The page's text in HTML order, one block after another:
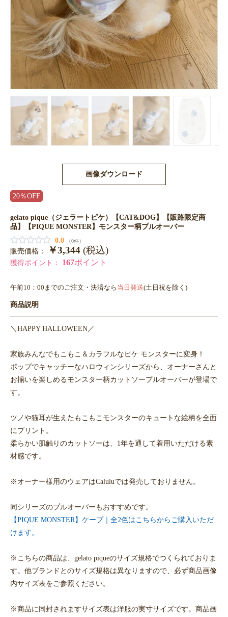
画像ダウンロード
20％OFF
gelato pique（ジェラートピケ）【CAT&DOG】【販路限定商
品】【PIQUE MONSTER】モンスター柄プルオーバー
0.0
（0件）
販売価格： ￥3,344 (税込)
獲得ポイント： 167ポイント
午前10：00までのご注文・決済なら 当日発送(土日祝を除く)
商品説明
＼HAPPY HALLOWEEN／
家族みんなでもこもこ＆カラフルなピケ モンスターに変身！
ポップでキャッチーなハロウィンシリーズから、オーナーさんと
お揃いを楽しめるモンスター柄カットソープルオーバーが登場で
す。
ツノや猫耳が生えたもこもこモンスターのキュートな絵柄を全面
にプリント。
柔らかい肌触りのカットソーは、1年を通して着用いただける素
材感です。
※オーナー様用のウェアはCaluluでは発売しておりません。
同シリーズのプルオーバーもおすすめです。
【PIQUE MONSTER】ケープ｜全2色はこちらからご購入いただ
けます。
※こちらの商品は、gelato piqueのサイズ規格でつくられておりま
す。他ブランドとのサイズ規格は異なりますので、必ず商品画像
内サイズ表をご参照ください。
※商品に同封されますサイズ表は洋服の実寸サイズです。商品画